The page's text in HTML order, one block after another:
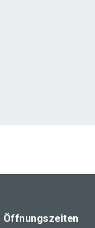
Öffnungszeiten